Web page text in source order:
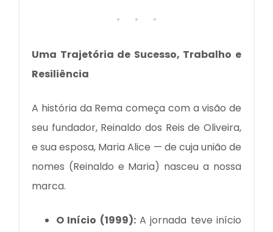
Uma Trajetória de Sucesso, Trabalho e
Resiliência
A história da Rema começa com a visão de
seu fundador, Reinaldo dos Reis de Oliveira,
e sua esposa, Maria Alice — de cuja união de
nomes (Reinaldo e Maria) nasceu a nossa
marca.
O Início (1999):A jornada teve início